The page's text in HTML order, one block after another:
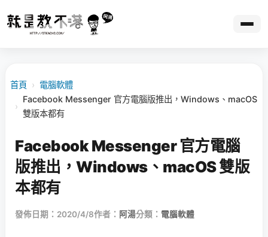
首頁 › 電腦軟體
›
Facebook Messenger 官方電腦版推出，Windows、macOS
雙版本都有
Facebook Messenger 官方電腦
版推出，Windows、macOS 雙版
本都有
發佈日期：2020/4/8作者： 阿湯分類： 電腦軟體